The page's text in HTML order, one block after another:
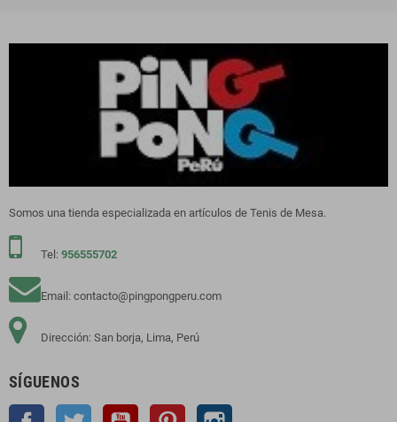
Somos una tienda especializada en artículos de Tenis de Mesa.
Tel: 956555702
Email: contacto@pingpongperu.com
Dirección: San borja, Lima, Perú
SÍGUENOS
Facebook Twitter YouTube Pinterest